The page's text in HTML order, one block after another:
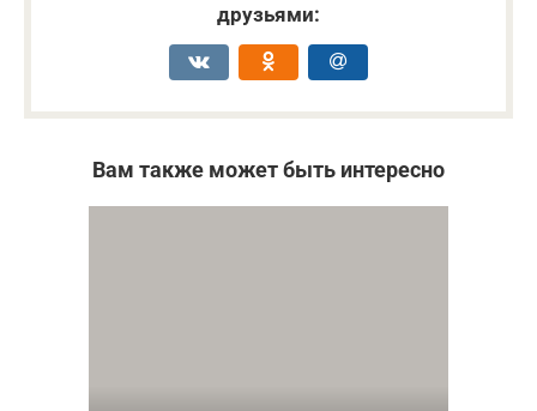
друзьями:
Вам также может быть интересно